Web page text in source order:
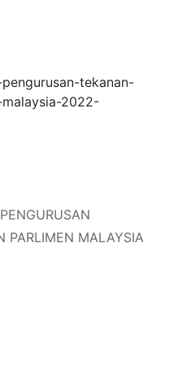
PARLIMEN MALAYSIA